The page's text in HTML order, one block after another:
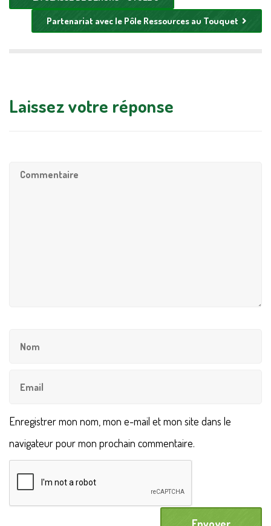
Partenariat avec le Pôle Ressources au Touquet
Laissez votre réponse
Enregistrer mon nom, mon e-mail et mon site dans le
navigateur pour mon prochain commentaire.